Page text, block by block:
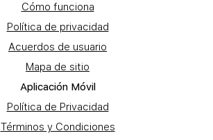
Cómo funciona
Política de privacidad
Acuerdos de usuario
Mapa de sitio
Aplicación Móvil
Política de Privacidad
Términos y Condiciones